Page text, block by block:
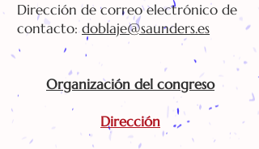
Dirección de correo electrónico de
contacto: doblaje@saunders.es
Organización del congreso
Dirección